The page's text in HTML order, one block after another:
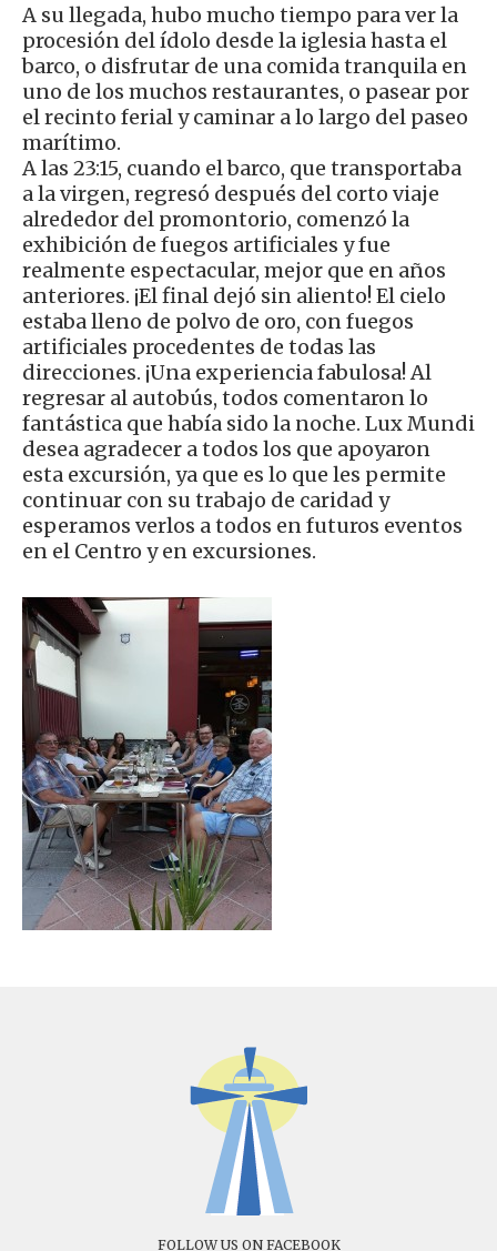
A su llegada, hubo mucho tiempo para ver la
procesión del ídolo desde la iglesia hasta el
barco, o disfrutar de una comida tranquila en
uno de los muchos restaurantes, o pasear por
el recinto ferial y caminar a lo largo del paseo
marítimo.
A las 23:15, cuando el barco, que transportaba
a la virgen, regresó después del corto viaje
alrededor del promontorio, comenzó la
exhibición de fuegos artificiales y fue
realmente espectacular, mejor que en años
anteriores. ¡El final dejó sin aliento! El cielo
estaba lleno de polvo de oro, con fuegos
artificiales procedentes de todas las
direcciones. ¡Una experiencia fabulosa! Al
regresar al autobús, todos comentaron lo
fantástica que había sido la noche. Lux Mundi
desea agradecer a todos los que apoyaron
esta excursión, ya que es lo que les permite
continuar con su trabajo de caridad y
esperamos verlos a todos en futuros eventos
en el Centro y en excursiones.
FOLLOW US ON FACEBOOK